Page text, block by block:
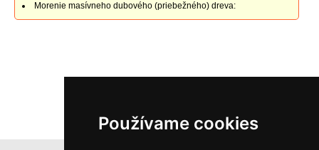
Používame cookies
Morenie masívneho dubového (priebežného) dreva: